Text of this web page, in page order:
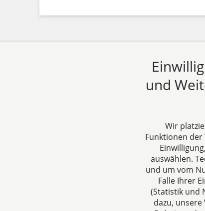
und
Wir
Funktionen
auswählen.
und um vom
Falle Ihrer
(Statistik und
dazu,